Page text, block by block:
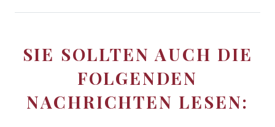
SIE SOLLTEN AUCH DIE
FOLGENDEN
NACHRICHTEN LESEN: